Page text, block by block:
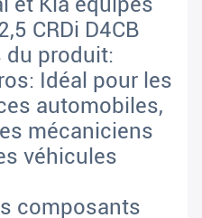
CRDi D4CB
du produit:
Idéal pour les
automobiles,
mécaniciens
véhicules
composants